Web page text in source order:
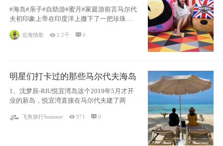
#海岛#亲子#自助游#蜜月#家庭游前言马尔代
夫初印象上帝在印度洋上撒下了一把珍珠，
北海情歌 2.2千 0
明星们打卡过的那些马尔代夫海岛
1、沈梦辰-RIU悦宜湾岛这个2019年5月才开
业的新岛，悦宜湾直接在马尔代夫建了两
飞鱼旅行Summer 971 0